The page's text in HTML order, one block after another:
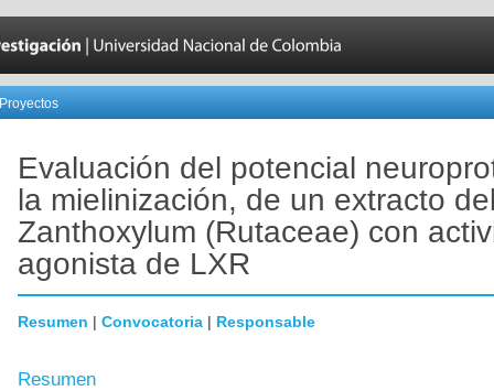
Proyectos
Evaluación del potencial
la mielinización, de un extracto
Zanthoxylum (Rutaceae) con
agonista de LXR
Resumen | Convocatoria | Responsable
Resumen